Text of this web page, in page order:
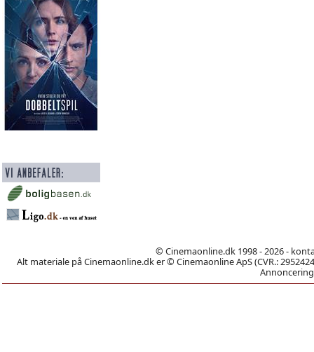
© Cinemaonline.dk 1998 - 2026 -
Alt materiale på Cinemaonline.dk er © Cinemaonline ApS (CVR.: